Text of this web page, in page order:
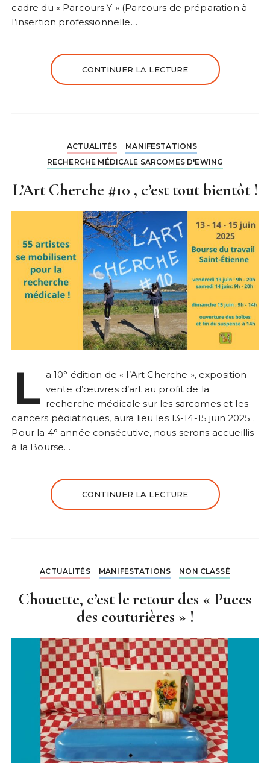
cadre du « Parcours Y » (Parcours de préparation à
l’insertion professionnelle…
CONTINUER LA LECTURE
ACTUALITÉS
MANIFESTATIONS
RECHERCHE MÉDICALE SARCOMES D'EWING
L’Art Cherche #10 , c’est tout bientôt !
L a 10° édition de « l’Art Cherche », exposition-
vente d’œuvres d’art au profit de la
recherche médicale sur les sarcomes et les
cancers pédiatriques, aura lieu les 13-14-15 juin 2025 .
Pour la 4° année consécutive, nous serons accueillis
à la Bourse…
CONTINUER LA LECTURE
ACTUALITÉS MANIFESTATIONS NON CLASSÉ
Chouette, c’est le retour des « Puces
des couturières » !